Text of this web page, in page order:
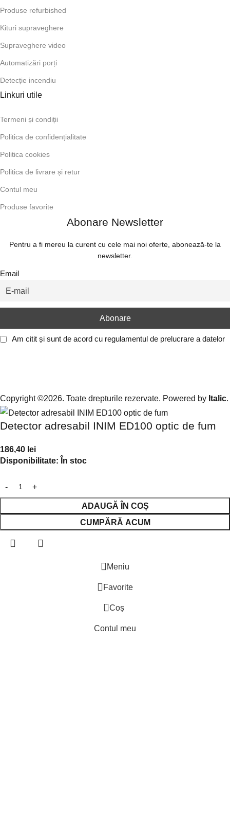
Produse refurbished
Kituri supraveghere
Supraveghere video
Automatizări porți
Detecție incendiu
Linkuri utile
Termeni și condiții
Politica de confidențialitate
Politica cookies
Politica de livrare și retur
Contul meu
Produse favorite
Abonare Newsletter
Pentru a fi mereu la curent cu cele mai noi oferte, abonează-te la
newsletter.
Email
Am citit și sunt de acord cu regulamentul de prelucrare a datelor
Copyright ©2026. Toate drepturile rezervate. Powered by Italic.
Detector adresabil INIM ED100 optic de fum
186,40 lei
Disponibilitate: În stoc
ADAUGĂ ÎN COȘ
CUMPĂRĂ ACUM
Meniu
Favorite
0 Coș
Contul meu